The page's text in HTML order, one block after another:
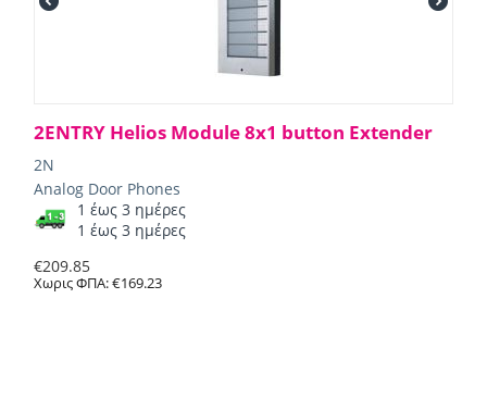
2ENTRY Helios Module 8x1 button Extender
2N
Analog Door Phones
1 έως 3 ημέρες
1 έως 3 ημέρες
€209.85
Χωρις ΦΠΑ:€169.23